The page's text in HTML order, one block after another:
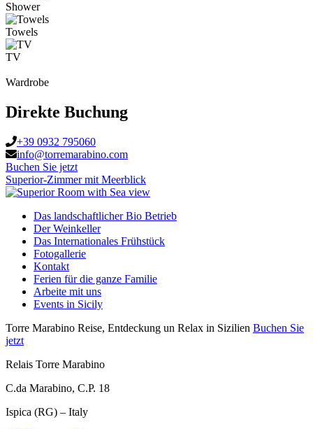
Shower
Towels
TV
Wardrobe
Direkte Buchung
+39 0932 795060
info@torremarabino.com
Buchen Sie jetzt
Superior-Zimmer mit Meerblick
Das landschaftlicher Bio Betrieb
Der Weinkeller
Das Internationales Frühstück
Fotogallerie
Kontakt
Ferien für die ganze Familie
Arbeite mit uns
Events in Sicily
Torre Marabino Reise, Entdeckung un Relax in Sizilien Buchen Sie
jetzt
Relais Torre Marabino
C.da Marabino, C.P. 18
Ispica (RG) – Italy